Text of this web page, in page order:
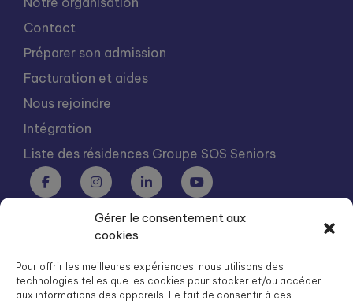
Gérer le consentement aux
cookies
Pour offrir les meilleures expériences, nous utilisons des
technologies telles que les cookies pour stocker et/ou accéder
aux informations des appareils. Le fait de consentir à ces
Contact
Préparer son admission
Facturation et aides
Nous rejoindre
Intégration
Liste des résidences Groupe SOS Seniors
Groupe SOS Seniors est une association du Groupe SOS
dg.seniors@groupe-sos.org